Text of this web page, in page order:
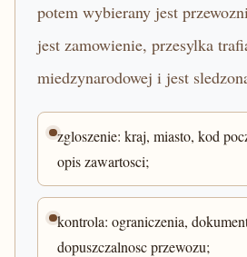
potem wybierany jest
jest zamowienie, przesylka
miedzynarodowej i jest
zgloszenie: kraj, miasto, kod
opis zawartosci;
kontrola: ograniczenia,
dopuszczalnosc przewozu;